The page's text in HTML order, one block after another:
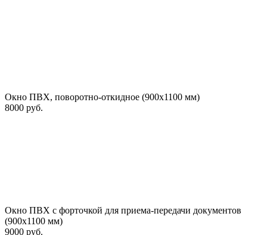
Окно ПВХ, поворотно-откидное (900х1100 мм)
8000 руб.
Окно ПВХ с форточкой для приема-передачи документов
(900х1100 мм)
9000 руб.